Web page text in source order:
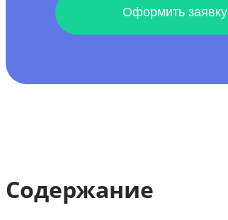
Оформить заявку
Содержание